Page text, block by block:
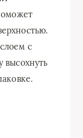
с
высохнуть